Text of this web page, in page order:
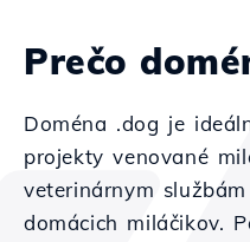
Prečo
Doména .dog je
projekty venované
veterinárnym
domácich miláčikov.